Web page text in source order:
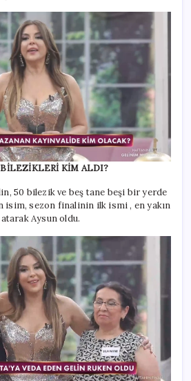
KİM ALDI?
50 bilezik ve beş tane beşi bir yerde
isim, sezon finalinin ilk ismi , en yakın
Aysun oldu.